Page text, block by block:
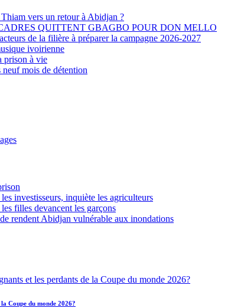
vers un retour à Abidjan ?
QUITTENT GBAGBO POUR DON MELLO
de la filière à préparer la campagne 2026-2027
ivoirienne
prison à vie
mois de détention
investisseurs, inquiète les agriculteurs
filles devancent les garçons
rendent Abidjan vulnérable aux inondations
Coupe du monde 2026?